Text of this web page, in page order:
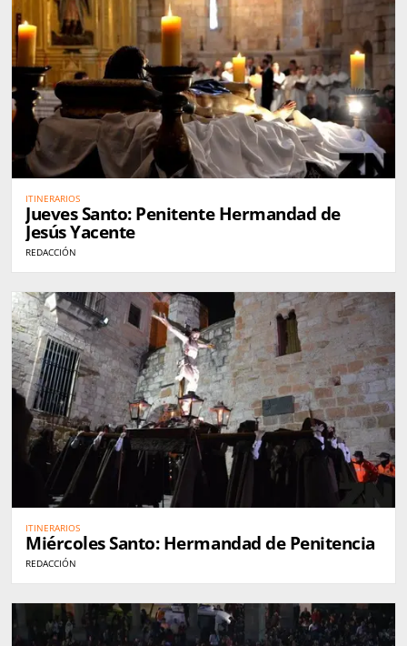
ITINERARIOS
Jueves Santo: Penitente Hermandad de
Jesús Yacente
REDACCIÓN
ITINERARIOS
Miércoles Santo: Hermandad de Penitencia
REDACCIÓN